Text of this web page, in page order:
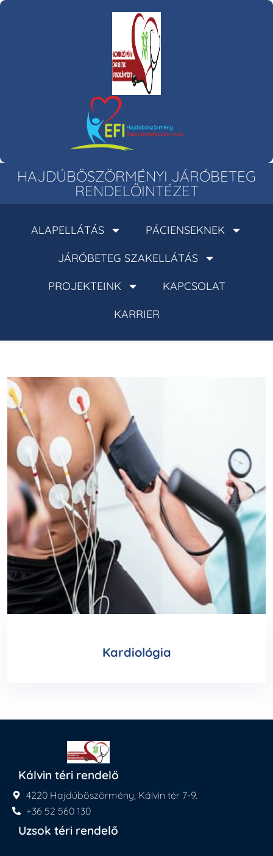
HAJDÚBÖSZÖRMÉNYI JÁRÓBETEG
RENDELŐINTÉZET
ALAPELLÁTÁS
PÁCIENSEKNEK
JÁRÓBETEG SZAKELLÁTÁS
PROJEKTEINK
KAPCSOLAT
KARRIER
Kardiológia
Kálvin téri rendelő
4220 Hajdúböszörmény, Kálvin tér 7-9.
+36 52 560 130
Uzsok téri rendelő